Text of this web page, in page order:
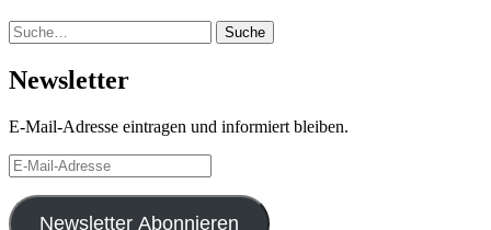
Suche Suche
Newsletter
E-Mail-Adresse eintragen und informiert bleiben.
E-
Mail-
Adresse
Newsletter Abonnieren